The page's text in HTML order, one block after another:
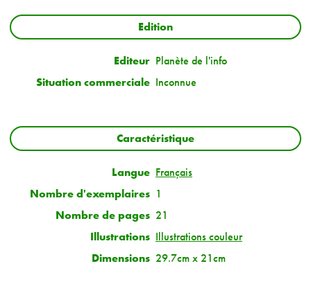
Edition
Editeur Planète de l'info
Situation commerciale Inconnue
Caractéristique
Langue Français
Nombre d'exemplaires 1
Nombre de pages 21
Illustrations Illustrations couleur
Dimensions 29.7cm x 21cm